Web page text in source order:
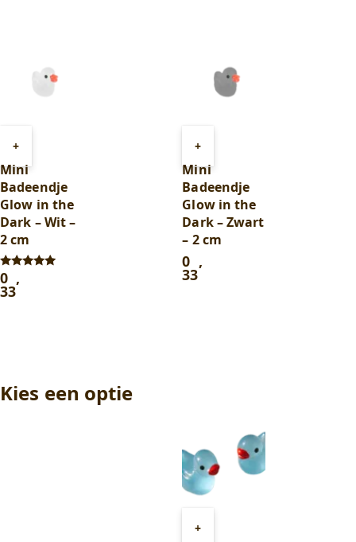
+
winkelwagen
Mini
Badeendje
Glow in the
Dark – Wit –
2 cm
Gewaardeerd
5.00
uit 5
0 ,
33
+
winkelwagen
Mini
Badeendje
Glow in the
Dark – Zwart
– 2 cm
0 ,
33
Kies een optie
+